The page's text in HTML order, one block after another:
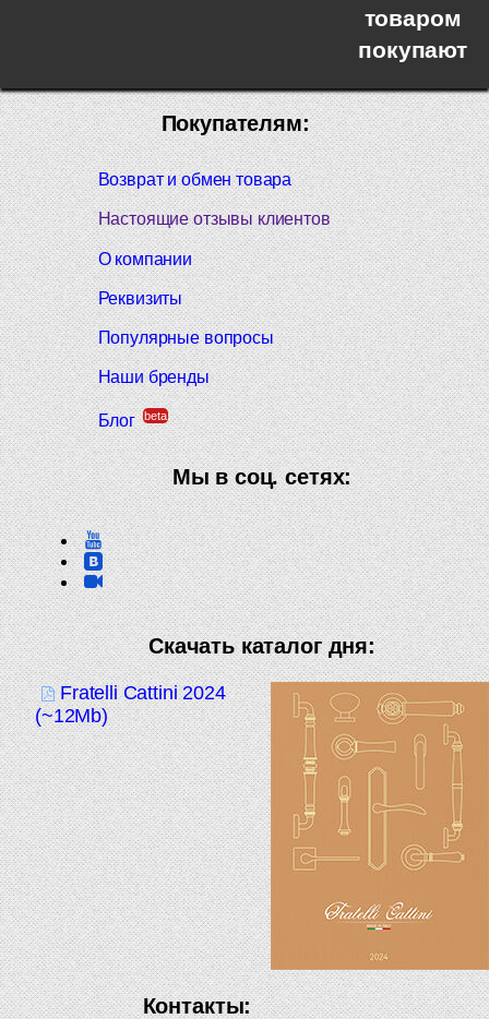
товаром
покупают
Покупателям:
Возврат и обмен товара
Настоящие отзывы клиентов
О компании
Реквизиты
Популярные вопросы
Наши бренды
Блог beta
Мы в соц. сетях:
Скачать каталог дня:
Fratelli Cattini 2024
(~12Mb)
Контакты: